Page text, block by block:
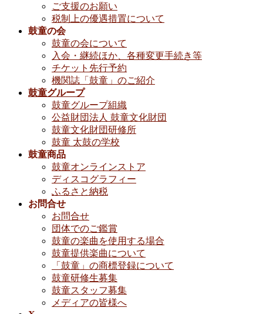
ご支援のお願い
税制上の優遇措置について
鼓童の会
鼓童の会について
入会・継続ほか、各種変更手続き等
チケット先行予約
機関誌「鼓童」のご紹介
鼓童グループ
鼓童グループ組織
公益財団法人 鼓童文化財団
鼓童文化財団研修所
鼓童 太鼓の学校
鼓童商品
鼓童オンラインストア
ディスコグラフィー
ふるさと納税
お問合せ
お問合せ
団体でのご鑑賞
鼓童の楽曲を使用する場合
鼓童提供楽曲について
「鼓童」の商標登録について
鼓童研修生募集
鼓童スタッフ募集
メディアの皆様へ